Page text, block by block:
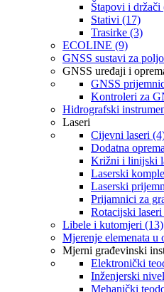
Štapovi i držači
Stativi (17)
Trasirke (3)
ECOLINE (9)
GNSS sustavi za
GNSS uređaji i
GNSS
Kontroleri za
Hidrografski
Laseri
Cijevni laseri
Dodatna
Križni i linijski
Laserski
Laserski
Prijamnici za
Rotacijski
Libele i kutomjeri (13)
Mjerenje elemenata u
Mjerni građevinski
Elektronički
Inženjerski
Mehanički